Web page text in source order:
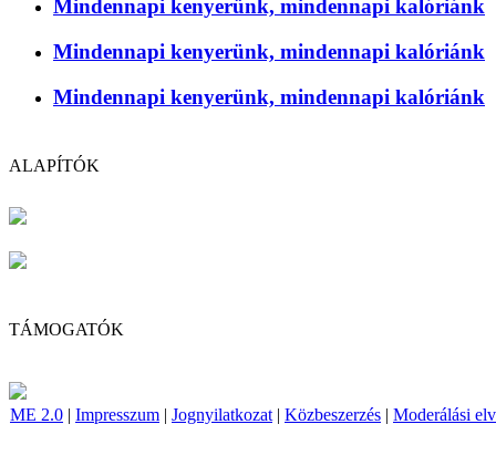
Mindennapi kenyerünk, mindennapi kalóriánk
Mindennapi kenyerünk, mindennapi kalóriánk
Mindennapi kenyerünk, mindennapi kalóriánk
ALAPÍTÓK
TÁMOGATÓK
ME 2.0 | Impresszum | Jognyilatkozat | Közbeszerzés | Moderálási